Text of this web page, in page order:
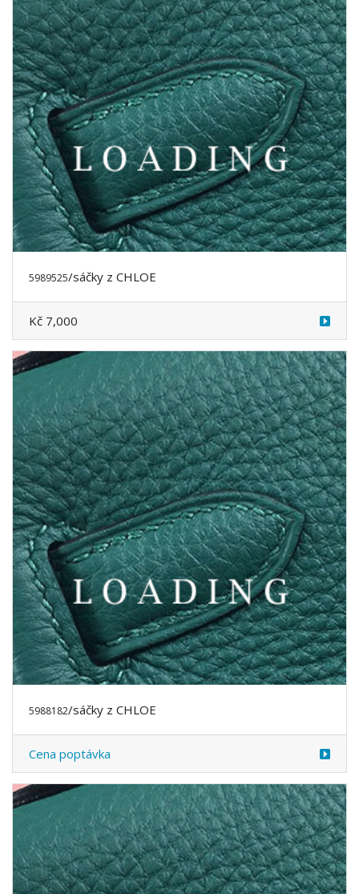
Kč 7,000
5989527/sáčkyz CHLOE
Kč 7,000